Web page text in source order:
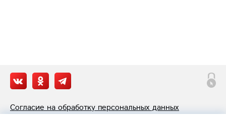
Согласие на обработку персональных данных